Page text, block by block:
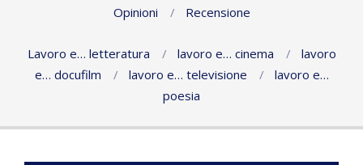
Opinioni
Recensione
Lavoro e… letteratura lavoro e… cinema
lavoro
e… docufilm
lavoro e… televisione
lavoro e…
poesia